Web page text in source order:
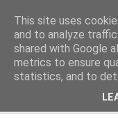
Cultura
This site uses
and to analyze
shared with Google
metrics to ensure
statistics, and to